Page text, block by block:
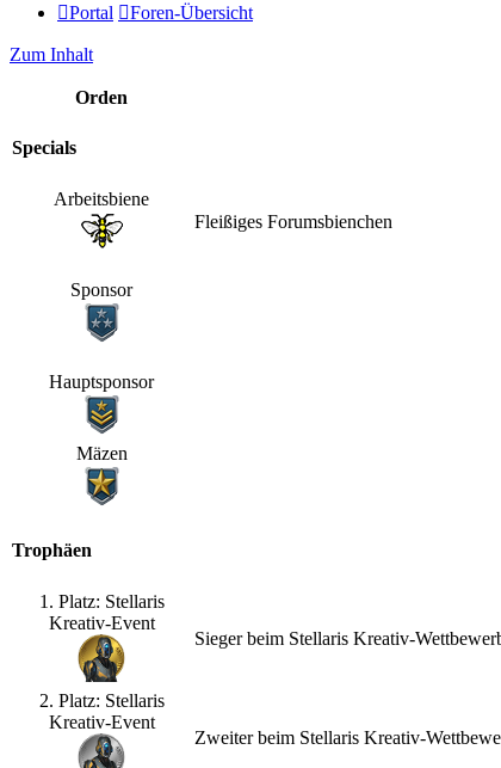
Portal Foren-Übersicht
Zum Inhalt
Orden
Specials
Arbeitsbiene
Fleißiges Forumsbienchen
Sponsor
Hauptsponsor
Mäzen
Trophäen
1. Platz: Stellaris
Kreativ-Event
Sieger beim Stellaris Kreativ-
2. Platz: Stellaris
Kreativ-Event
Zweiter beim Stellaris Kreativ-